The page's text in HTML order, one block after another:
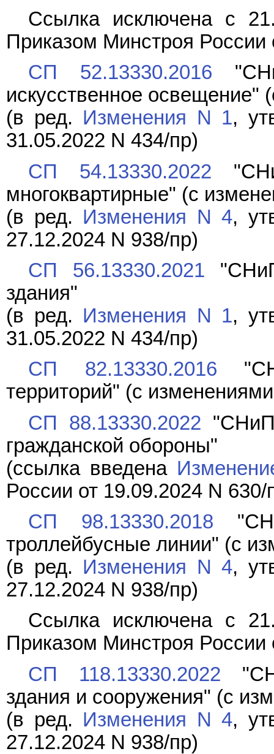
Ссылка исключена с
Приказом Минстроя России
СП 52.13330.2016
искусственное освещение"
(в ред. Изменения N 1,
31.05.2022 N 434/пр)
СП 54.13330.2022
многоквартирные" (с
(в ред. Изменения N 4,
27.12.2024 N 938/пр)
СП 56.13330.2021
здания"
(в ред. Изменения N 1,
31.05.2022 N 434/пр)
СП 82.13330.2016
территорий" (с
СП 88.13330.2022
гражданской обороны"
(ссылка введена
России от 19.09.2024 N 630/
СП 98.13330.2018
троллейбусные линии" (с
(в ред. Изменения N 4,
27.12.2024 N 938/пр)
Ссылка исключена с
Приказом Минстроя России
СП 118.13330.2022
здания и сооружения" (с
(в ред. Изменения N 4,
27.12.2024 N 938/пр)